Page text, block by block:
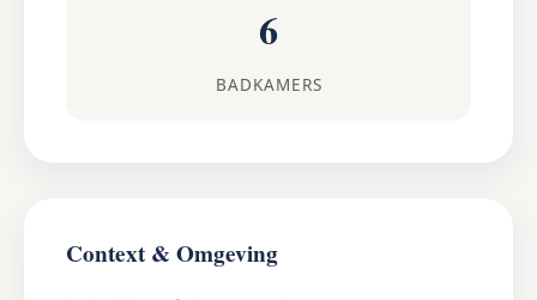
6
BADKAMERS
Context & Omgeving